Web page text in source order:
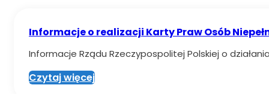
Informacje o realizacji Karty Praw Osób
Informacje Rządu Rzeczypospolitej Polskiej o
Czytaj więcej